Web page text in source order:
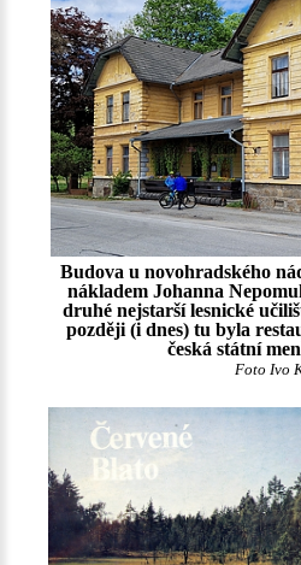
Budova u novohradského
nákladem Johanna
druhé nejstarší lesnické
později (i dnes) tu byla
česká státní
Foto Ivo